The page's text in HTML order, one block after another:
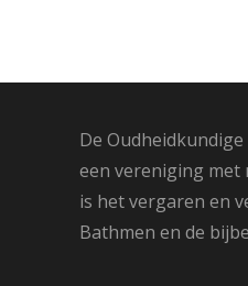
De
een vereniging met
is het vergaren en
Bathmen en de